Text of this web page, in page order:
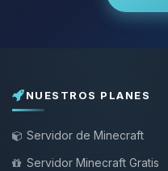
NUESTROS PLANES
Servidor de Minecraft
Servidor Minecraft Gratis